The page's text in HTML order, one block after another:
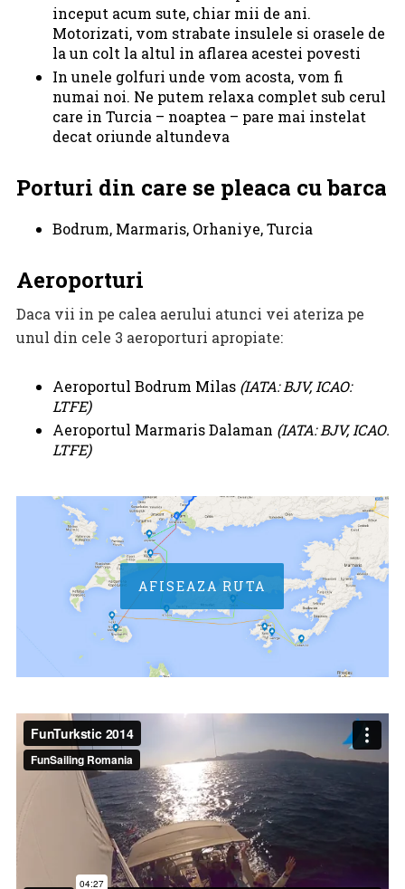
inceput acum sute, chiar mii de ani.
Motorizati, vom strabate insulele si orasele de
la un colt la altul in aflarea acestei povesti
In unele golfuri unde vom acosta, vom fi
numai noi. Ne putem relaxa complet sub cerul
care in Turcia – noaptea – pare mai instelat
decat oriunde altundeva
Porturi din care se pleaca cu barca
Bodrum, Marmaris, Orhaniye, Turcia
Aeroporturi
Daca vii in pe calea aerului atunci vei ateriza pe
unul din cele 3 aeroporturi apropiate:
Aeroportul Bodrum Milas (IATA: BJV, ICAO:
LTFE)
Aeroportul Marmaris Dalaman (IATA: BJV, ICAO:
LTFE)
AFISEAZA RUTA